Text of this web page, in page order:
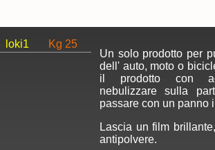
loki1
Kg 25
Un solo prodotto per
dell' auto, moto o
il prodotto con
nebulizzare sulla
passare con un panno
Lascia un film
antipolvere.